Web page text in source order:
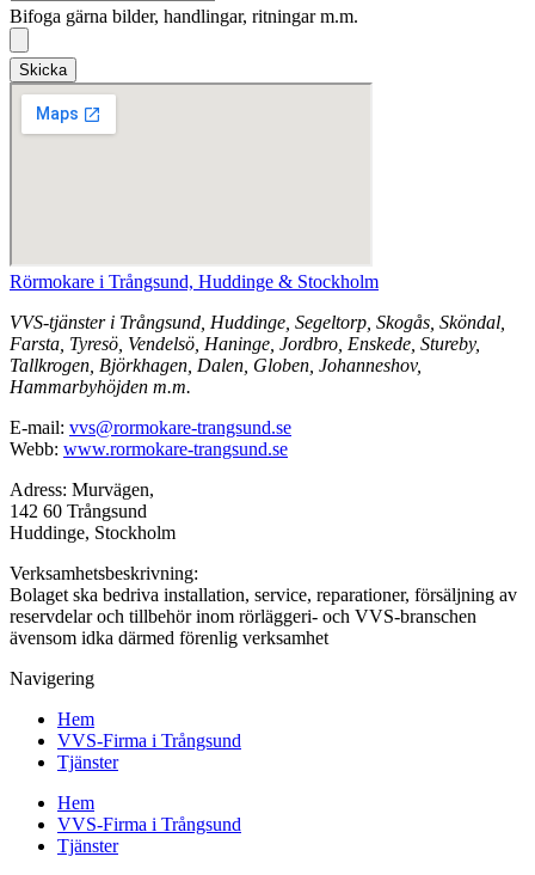
Bifoga gärna bilder, handlingar, ritningar m.m.
Skicka
Rörmokare i Trångsund, Huddinge & Stockholm
VVS-tjänster i Trångsund, Huddinge, Segeltorp, Skogås, Sköndal,
Farsta, Tyresö, Vendelsö, Haninge, Jordbro, Enskede, Stureby,
Tallkrogen, Björkhagen, Dalen, Globen, Johanneshov,
Hammarbyhöjden m.m.
E-mail: vvs@rormokare-trangsund.se
Webb: www.rormokare-trangsund.se
Adress: Murvägen,
142 60 Trångsund
Huddinge, Stockholm
Verksamhetsbeskrivning:
Bolaget ska bedriva installation, service, reparationer, försäljning av
reservdelar och tillbehör inom rörläggeri- och VVS-branschen
ävensom idka därmed förenlig verksamhet
Navigering
Hem
VVS-Firma i Trångsund
Tjänster
Hem
VVS-Firma i Trångsund
Tjänster